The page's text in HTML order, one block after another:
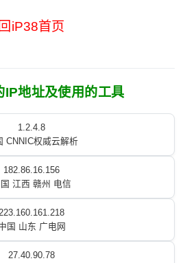
回iP38首页
IP地址及使用的工具
1.2.4.8
CNNIC权威云解析
182.86.16.156
江西 赣州 电信
国 山东 广电网
27.40.90.78